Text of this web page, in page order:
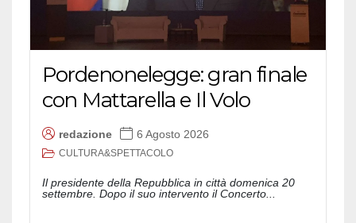
Pordenonelegge: gran finale
con Mattarella e Il Volo
redazione 6 Agosto 2026
CULTURA&SPETTACOLO
Il presidente della Repubblica in città domenica 20
settembre. Dopo il suo intervento il Concerto...